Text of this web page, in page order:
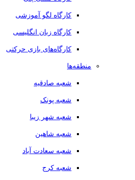
کارگاه لگو آموزشی
کارگاه زبان انگلیسی
کارگاه‌های بازی حرکتی
منطقه‌ها
شعبه صادقیه
شعبه پونک
شعبه شهر زیبا
شعبه شاهین
شعبه سعادت آباد
شعبه کرج